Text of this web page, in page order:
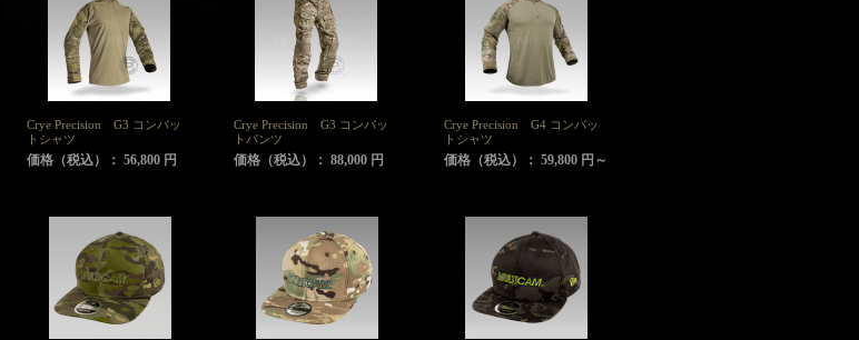
Crye Precision G3 コンバッ
トシャツ
価格（税込）： 56,800 円
Crye Precision G3 コンバッ
トパンツ
価格（税込）： 88,000 円
Crye Precision G4 コンバッ
トシャツ
価格（税込）： 59,800 円～